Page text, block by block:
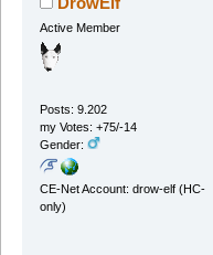
Active Member
Posts: 9.202
my Votes: +75/-14
Gender:
CE-Net Account: drow-elf (HC-
only)